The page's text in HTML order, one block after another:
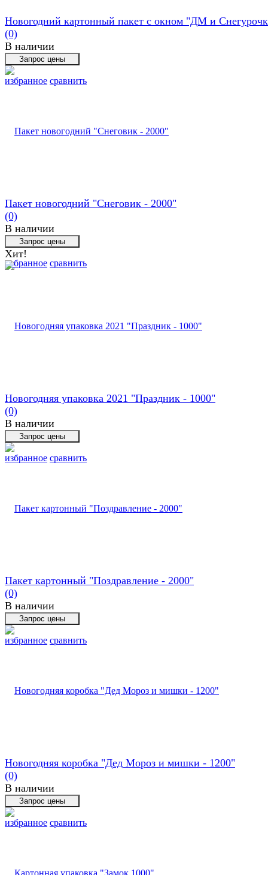
избранное сравнить
Новогодний картонный пакет с окном "ДМ и
(0)
В наличии
избранное сравнить
Пакет новогодний "Снеговик - 2000"
(0)
В наличии
Хит!
избранное сравнить
Новогодняя упаковка 2021 "Праздник - 1000"
(0)
В наличии
избранное сравнить
Пакет картонный "Поздравление - 2000"
(0)
В наличии
избранное сравнить
Новогодняя коробка "Дед Мороз и мишки - 1200"
(0)
В наличии